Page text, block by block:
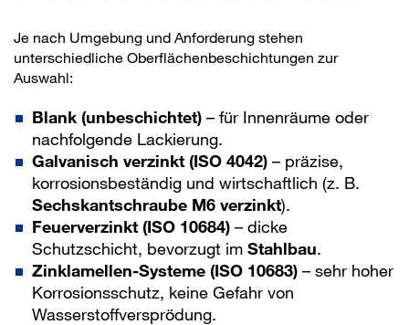
Je nach Umgebung und Anforderung stehen
unterschiedliche Oberflächenbeschichtungen zur
Auswahl:
Blank (unbeschichtet) – für Innenräume oder
nachfolgende Lackierung.
Galvanisch verzinkt (ISO 4042) – präzise,
korrosionsbeständig und wirtschaftlich (z. B.
Sechskantschraube M6 verzinkt).
Feuerverzinkt (ISO 10684) – dicke
Schutzschicht, bevorzugt im Stahlbau.
Zinklamellen-Systeme (ISO 10683) – sehr hoher
Korrosionsschutz, keine Gefahr von
Wasserstoffversprödung.